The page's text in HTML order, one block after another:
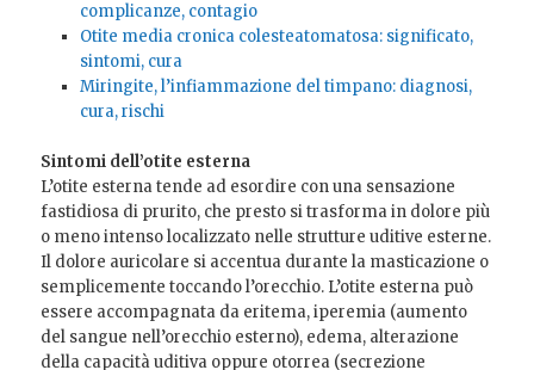
complicanze, contagio
Otite media cronica colesteatomatosa: significato,
sintomi, cura
Miringite, l’infiammazione del timpano: diagnosi,
cura, rischi
Sintomi dell’otite esterna
L’otite esterna tende ad esordire con una sensazione
fastidiosa di prurito, che presto si trasforma in dolore più
o meno intenso localizzato nelle strutture uditive esterne.
Il dolore auricolare si accentua durante la masticazione o
semplicemente toccando l’orecchio. L’otite esterna può
essere accompagnata da eritema, iperemia (aumento
del sangue nell’orecchio esterno), edema, alterazione
della capacità uditiva oppure otorrea (secrezione